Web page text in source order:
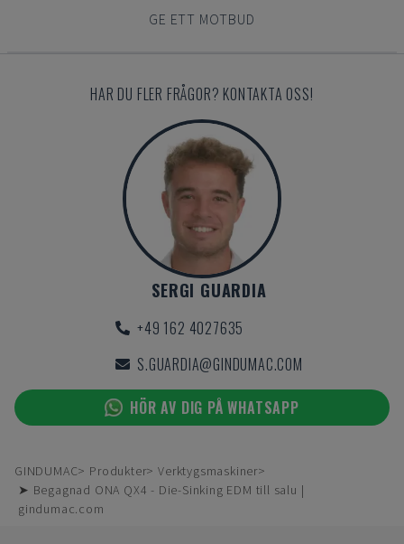
GE ETT MOTBUD
HAR DU FLER FRÅGOR? KONTAKTA OSS!
SERGI GUARDIA
+49 162 4027635
S.GUARDIA@GINDUMAC.COM
HÖR AV DIG PÅ WHATSAPP
GINDUMAC Produkter
Verktygsmaskiner
➤ Begagnad ONA QX4 - Die-Sinking EDM till salu |
gindumac.com